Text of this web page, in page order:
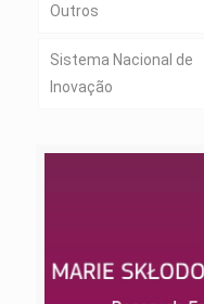
Outros
Sistema Nacional de
Inovação